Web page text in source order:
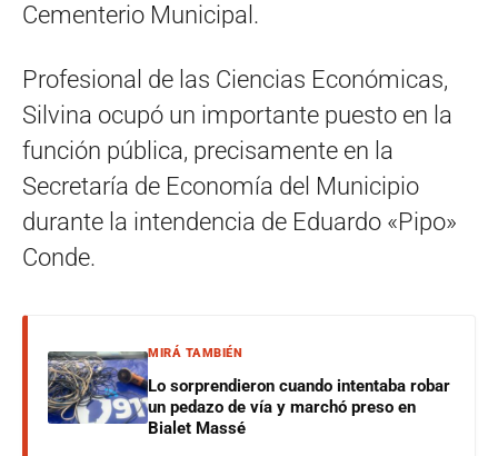
Cementerio Municipal.
Profesional de las Ciencias Económicas,
Silvina ocupó un importante puesto en la
función pública, precisamente en la
Secretaría de Economía del Municipio
durante la intendencia de Eduardo «Pipo»
Conde.
MIRÁ TAMBIÉN
Lo sorprendieron cuando intentaba robar
un pedazo de vía y marchó preso en
Bialet Massé